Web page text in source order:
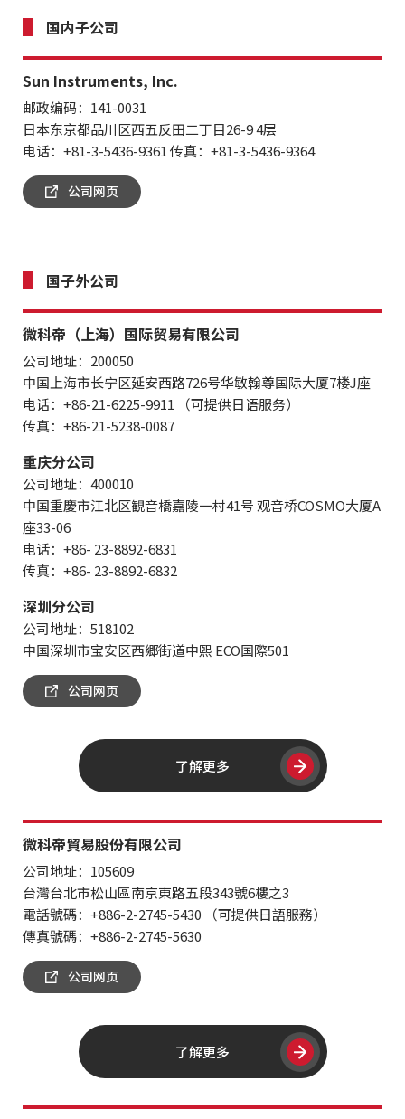
国内子公司
Sun Instruments, Inc.
邮政编码：141-0031
日本东京都品川区西五反田二丁目26-9 4层
电话：+81-3-5436-9361 传真：+81-3-5436-9364
公司网页
国子外公司
微科帝（上海）国际贸易有限公司
公司地址：200050
中国上海市长宁区延安西路726号华敏翰尊国际大厦7楼J座
电话：+86-21-6225-9911 （可提供日语服务）
传真：+86-21-5238-0087
重庆分公司
公司地址：400010
中国重慶市江北区観音橋嘉陵一村41号 观音桥COSMO大厦A
座33-06
电话：+86- 23-8892-6831
传真：+86- 23-8892-6832
深圳分公司
公司地址：518102
中国深圳市宝安区西郷街道中熙 ECO国際501
公司网页
了解更多
微科帝貿易股份有限公司
公司地址：105609
台灣台北市松山區南京東路五段343號6樓之3
電話號碼：+886-2-2745-5430 （可提供日語服務）
傳真號碼：+886-2-2745-5630
公司网页
了解更多